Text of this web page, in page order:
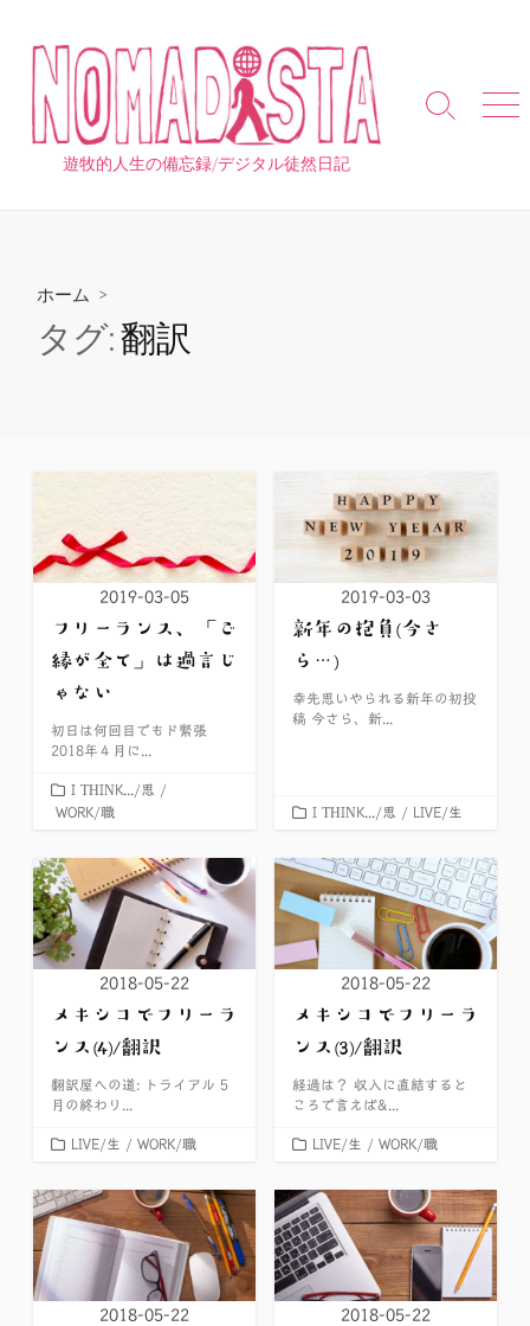
遊牧的人生の備忘録/デジタル徒然日記
検
メ
ホーム >
タグ:翻訳
2019-03-05
フリーランス、「ご
縁が全て」は過言じ
ゃない
初日は何回目でもド緊張
2018年４月に...
カ
テ
リ
ー
I THINK.../思
/
WORK/職
2019-03-03
新年の抱負(今さ
ら…)
幸先思いやられる新年の初投
稿 今さら、新...
カ
ゴ
リ
ー
I THINK.../思 / LIVE/生
2018-05-22
メキシコでフリーラ
ンス(4)/翻訳
翻訳屋への道: トライアル 5
月の終わり...
カ
ゴ
リ
LIVE/生 / WORK/職
2018-05-22
メキシコでフリーラ
ンス(3)/翻訳
経過は？ 収入に直結すると
ころで言えば&...
カ
ゴ
リ
ー
LIVE/生 / WORK/職
2018-05-22 2018-05-22